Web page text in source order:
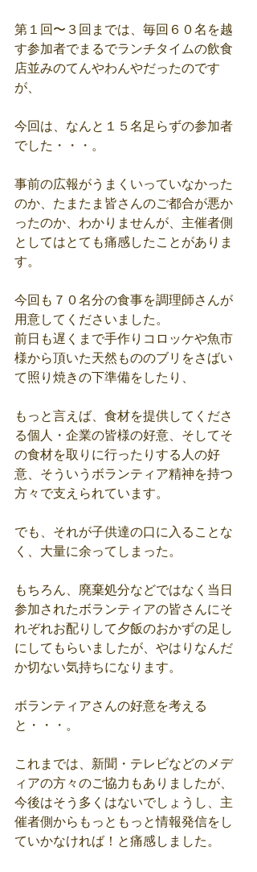
第１回〜３回までは、毎回６０名を越
す参加者でまるでランチタイムの飲食
店並みのてんやわんやだったのです
が、
今回は、なんと１５名足らずの参加者
でした・・・。
事前の広報がうまくいっていなかった
のか、たまたま皆さんのご都合が悪か
ったのか、わかりませんが、主催者側
としてはとても痛感したことがありま
す。
今回も７０名分の食事を調理師さんが
用意してくださいました。
前日も遅くまで手作りコロッケや魚市
様から頂いた天然もののブリをさばい
て照り焼きの下準備をしたり、
もっと言えば、食材を提供してくださ
る個人・企業の皆様の好意、そしてそ
の食材を取りに行ったりする人の好
意、そういうボランティア精神を持つ
方々で支えられています。
でも、それが子供達の口に入ることな
く、大量に余ってしまった。
もちろん、廃棄処分などではなく当日
参加されたボランティアの皆さんにそ
れぞれお配りして夕飯のおかずの足し
にしてもらいましたが、やはりなんだ
か切ない気持ちになります。
ボランティアさんの好意を考える
と・・・。
これまでは、新聞・テレビなどのメデ
ィアの方々のご協力もありましたが、
今後はそう多くはないでしょうし、主
催者側からもっともっと情報発信をし
ていかなければ！と痛感しました。